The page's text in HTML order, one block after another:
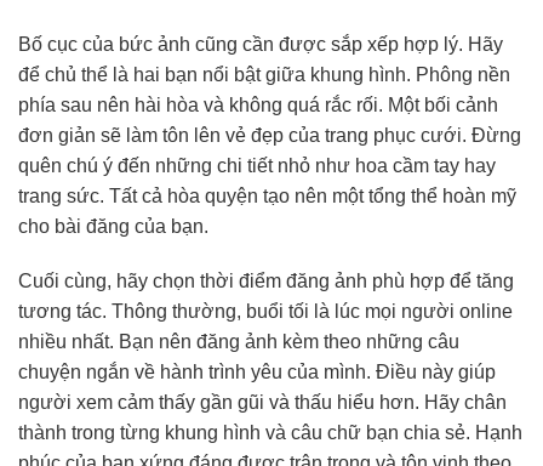
Bố cục của bức ảnh cũng cần được sắp xếp hợp lý. Hãy
để chủ thể là hai bạn nổi bật giữa khung hình. Phông nền
phía sau nên hài hòa và không quá rắc rối. Một bối cảnh
đơn giản sẽ làm tôn lên vẻ đẹp của trang phục cưới. Đừng
quên chú ý đến những chi tiết nhỏ như hoa cầm tay hay
trang sức. Tất cả hòa quyện tạo nên một tổng thể hoàn mỹ
cho bài đăng của bạn.
Cuối cùng, hãy chọn thời điểm đăng ảnh phù hợp để tăng
tương tác. Thông thường, buổi tối là lúc mọi người online
nhiều nhất. Bạn nên đăng ảnh kèm theo những câu
chuyện ngắn về hành trình yêu của mình. Điều này giúp
người xem cảm thấy gần gũi và thấu hiểu hơn. Hãy chân
thành trong từng khung hình và câu chữ bạn chia sẻ. Hạnh